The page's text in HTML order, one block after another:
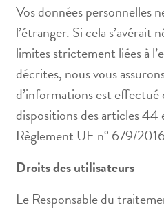
Vos données personnelles
l’étranger. Si cela s’avérait
limites strictement liées à
décrites, nous vous
d’informations est
dispositions des articles 44
Règlement UE n° 679/
Droits des utilisateurs
Le Responsable du